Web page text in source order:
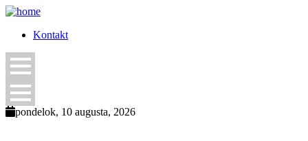
Kontakt
pondelok, 10 augusta, 2026